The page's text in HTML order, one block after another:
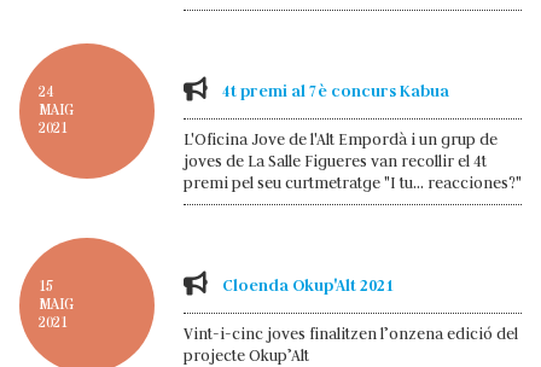
24
MAIG
2021
4t premi al 7è concurs Kabua
L'Oficina Jove de l'Alt Empordà i un grup de
joves de La Salle Figueres van recollir el 4t
premi pel seu curtmetratge "I tu... reacciones?"
15
MAIG
2021
Cloenda Okup'Alt 2021
Vint-i-cinc joves finalitzen l’onzena edició del
projecte Okup’Alt